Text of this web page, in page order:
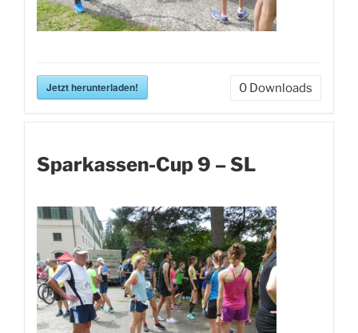
Jetzt herunterladen! 0 Downloads
Sparkassen-Cup 9 – SL